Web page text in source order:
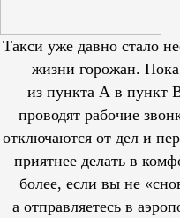
Такси уже давно стало
жизни горожан.
из пункта А в пункт
проводят рабочие
отключаются от дел и
приятнее делать в
более, если вы не
а отправляетесь в